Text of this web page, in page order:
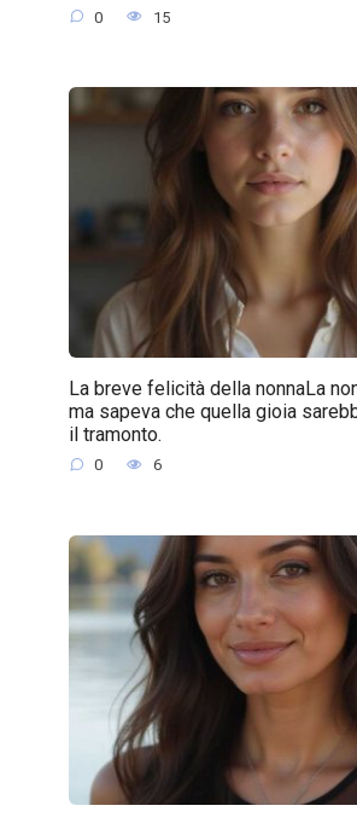
0 15
La breve felicità della nonnaLa
ma sapeva che quella gioia
il tramonto.
0 6